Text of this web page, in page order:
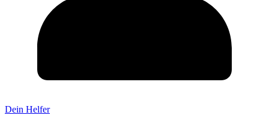
Dein Helfer